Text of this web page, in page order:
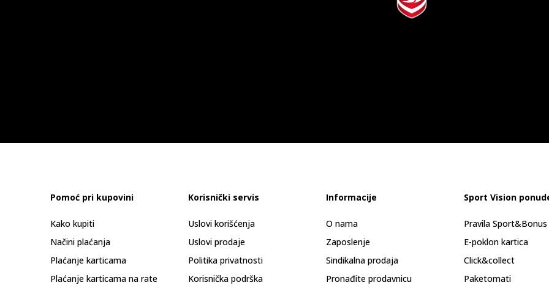
Pomoć pri kupovini
Kako kupiti
Načini plaćanja
Plaćanje karticama
Plaćanje karticama na rate
Korisnički servis
Uslovi korišćenja
Uslovi prodaje
Politika privatnosti
Korisnička podrška
Informacije
O nama
Zaposlenje
Sindikalna prodaja
Pronađite prodavnicu
Sport Vision
Pravila
E-poklon kartica
Click&collect
Paketomati